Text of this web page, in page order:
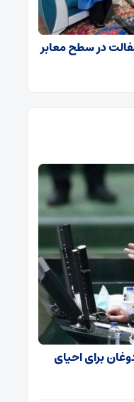
هزار تن آسفالت در سطح معابر
برای احیای